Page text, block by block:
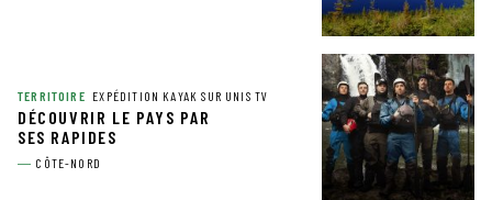
TERRITOIRE EXPÉDITION KAYAK SUR UNIS TV
DÉCOUVRIR LE PAYS PAR
SES RAPIDES
CÔTE-NORD